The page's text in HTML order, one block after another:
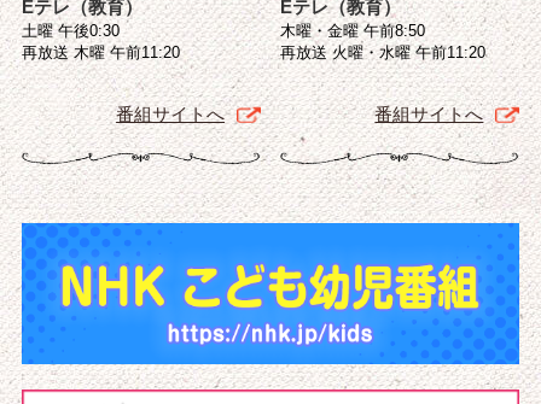
Eテレ（教育）
土曜 午後0:30
再放送 木曜 午前11:20
番組サイトへ
Eテレ（教育）
木曜・金曜 午前8:50
再放送 火曜・水曜 午前11:20
番組サイトへ